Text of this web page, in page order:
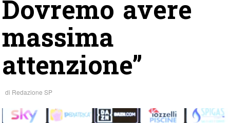
Dovremo avere
massima
attenzione”
di Redazione SP